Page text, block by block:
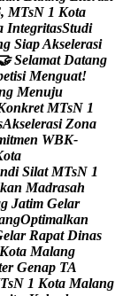
, MTsN 1 Kota
IntegritasStudi
g SiapAkselerasi
Selamat Datang
etisi Menguat!
g Menuju
onkret MTsN 1
Akselerasi Zona
itmen WBK-
ota
ndi Silat MTsN 1
kan Madrasah
g Jatim Gelar
ngOptimalkan
elar Rapat Dinas
Kota Malang
er Genap TA
TsN 1 Kota Malang